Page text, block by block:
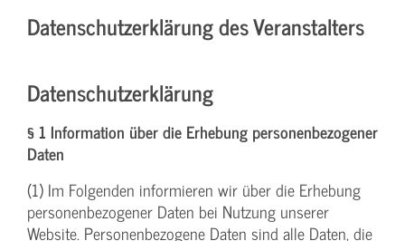
Datenschutzerklärung des Veranstalters
Datenschutzerklärung
§ 1 Information über die Erhebung personenbezogener
Daten
(1) Im Folgenden informieren wir über die Erhebung
personenbezogener Daten bei Nutzung unserer
Website. Personenbezogene Daten sind alle Daten, die